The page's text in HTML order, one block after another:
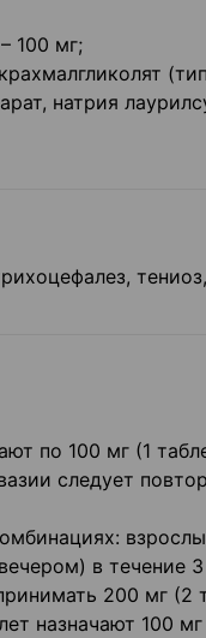
100 мг;
натрия
по 100 мг (1
следует
в течение
200 мг (2
назначают 100